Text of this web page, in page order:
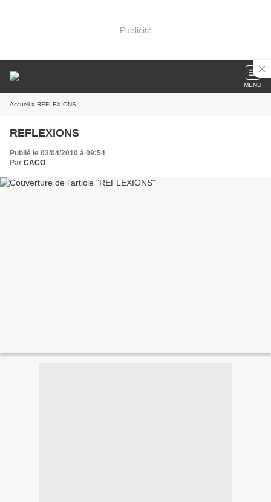
Publicité
MENU
Accueil » REFLEXIONS
REFLEXIONS
Publié le 03/04/2010 à 09:54
Par CACO